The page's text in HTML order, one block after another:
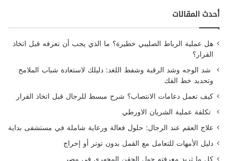
أحدث المقالات
هل عملية الرباط الصليبي خطيرة؟ ما الذي يجب أن تعرفه قبل اتخاذ
القرار؟
شد الوجه وشد الرقبة وشفط اللغد: دليلك لاستعادة شباب الملامح
وتحديد خط الفك
كيف تعمل دعامات الانتصاب؟ شرح مبسط للرجال قبل اتخاذ القرار
تكلفة عملية الشريان الاورطي
علاج العقم عند الرجال: حلول فعالة ورعاية شاملة في مستشفى بداية
دليل الأمهات للتعامل مع القمل بدون توتر أو إحراج